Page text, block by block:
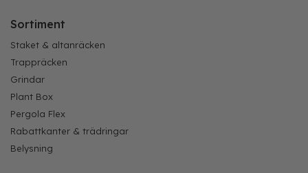
Sortiment
Staket & altanräcken
Trappräcken
Grindar
Plant Box
Pergola Flex
Rabattkanter & trädringar
Belysning